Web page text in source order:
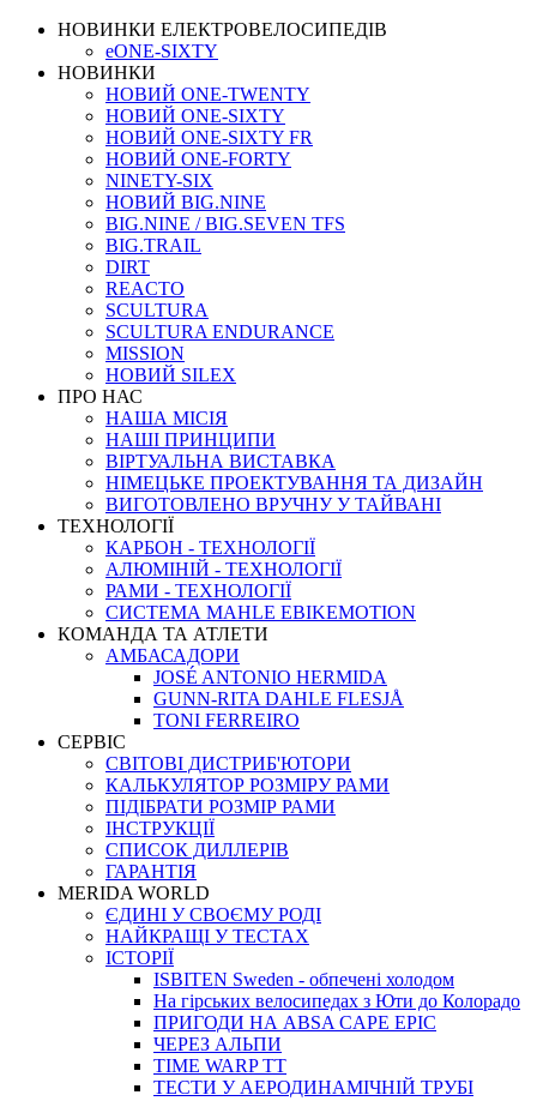
НОВИНКИ ЕЛЕКТРОВЕЛОСИПЕДІВ
eONE-SIXTY
НОВИНКИ
НОВИЙ ONE-TWENTY
НОВИЙ ONE-SIXTY
НОВИЙ ONE-SIXTY FR
НОВИЙ ONE-FORTY
NINETY-SIX
НОВИЙ BIG.NINE
BIG.NINE / BIG.SEVEN TFS
BIG.TRAIL
DIRT
REACTO
SCULTURA
SCULTURA ENDURANCE
MISSION
НОВИЙ SILEX
ПРО НАС
НАША МICIЯ
НАШI ПРИНЦИПИ
ВIРТУАЛЬНА ВИСТАВКА
НІМЕЦЬКЕ ПРОЕКТУВАННЯ ТА ДИЗАЙН
ВИГОТОВЛЕНО ВРУЧНУ У ТАЙВАНІ
ТЕХНОЛОГІЇ
КАРБОН - ТЕХНОЛОГІЇ
АЛЮМІНІЙ - ТЕХНОЛОГІЇ
РАМИ - ТЕХНОЛОГІЇ
СИСТЕМА MAHLE EBIKEMOTION
КОМАНДА ТА АТЛЕТИ
АМБАСАДОРИ
JOSÉ ANTONIO HERMIDA
GUNN-RITA DAHLE FLESJÅ
TONI FERREIRO
СЕРВІС
СВІТОВІ ДИСТРИБ'ЮТОРИ
КАЛЬКУЛЯТОР РОЗМIРУ РАМИ
ПІДІБРАТИ РОЗМІР РАМИ
IНСТРУКЦIЇ
СПИСОК ДИЛЛЕРІВ
ГАРАНТIЯ
MERIDA WORLD
ЄДИНI У СВОЄМУ РОДI
НАЙКРАЩІ У ТЕСТАХ
ІСТОРІЇ
ISBITEN Sweden - обпечені холодом
На гірських велосипедах з Юти до Колорадо
ПРИГОДИ НА ABSA CAPE EPIC
ЧЕРЕЗ АЛЬПИ
TIME WARP TT
ТЕСТИ У АЕРОДИНАМІЧНІЙ ТРУБІ